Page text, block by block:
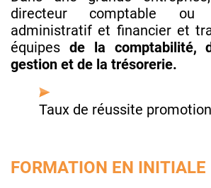
directeur comptable
administratif et financier et
équipes de la comptabilité,
gestion et de la trésorerie.
Taux de réussite
FORMATION EN INITIALE